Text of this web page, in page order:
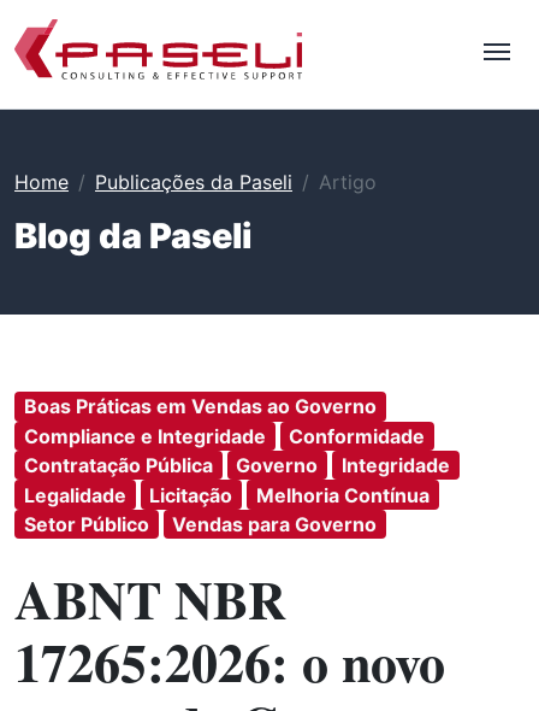
Home Publicações da Paseli Artigo
Blog da Paseli
Boas Práticas em Vendas ao Governo
Compliance e Integridade
Conformidade
Contratação Pública
Governo
Integridade
Legalidade
Licitação
Melhoria Contínua
Setor Público
Vendas para Governo
ABNT NBR
17265:2026: o novo